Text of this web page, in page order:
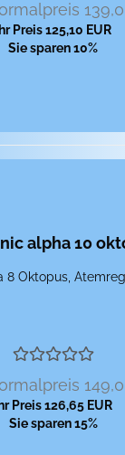
Ihr Preis 125,10 EUR
Sie sparen 10%
8 Ok­to­pus,
Ihr Preis 126,65 EUR
Sie sparen 15%